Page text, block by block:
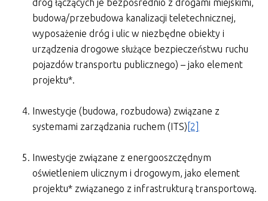
dróg łączących je bezpośrednio z drogami miejskimi,
budowa/przebudowa kanalizacji teletechnicznej,
wyposażenie dróg i ulic w niezbędne obiekty i
urządzenia drogowe służące bezpieczeństwu ruchu
pojazdów transportu publicznego) – jako element
projektu*.
Inwestycje (budowa, rozbudowa) związane z
systemami zarządzania ruchem (ITS) [2]
Inwestycje związane z energooszczędnym
oświetleniem ulicznym i drogowym, jako element
projektu* związanego z infrastrukturą transportową.